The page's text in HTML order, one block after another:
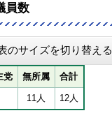
員数
のサイズを切り替える
党 無所属 合計
11人 12人